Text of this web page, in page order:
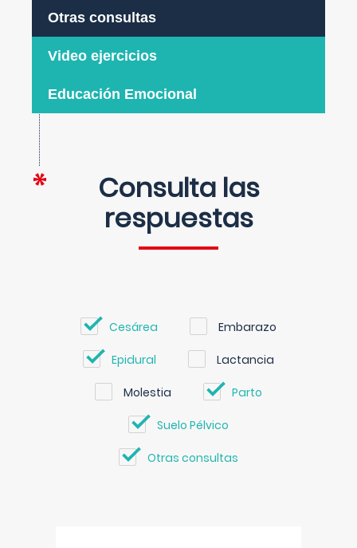
Otras consultas
Video ejercicios
Educación Emocional
Consulta las
respuestas
Cesárea Embarazo
Epidural Lactancia
Molestia Parto
Suelo Pélvico
Otras consultas